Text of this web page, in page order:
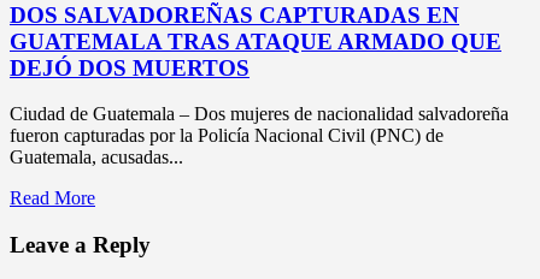
DOS SALVADOREÑAS CAPTURADAS EN
GUATEMALA TRAS ATAQUE ARMADO QUE
DEJÓ DOS MUERTOS
Ciudad de Guatemala – Dos mujeres de nacionalidad salvadoreña
fueron capturadas por la Policía Nacional Civil (PNC) de
Guatemala, acusadas...
Read More
Leave a Reply